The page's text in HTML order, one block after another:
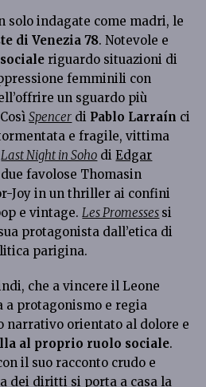
solo indagate come madri, le
di Venezia 78. Notevole e
riguardo situazioni di
femminili con
un sguardo più
Spencer di Pablo Larraín ci
e fragile, vittima
Last Night in Soho diEdgar
favolose Thomasin
Joy in un thriller ai confini
e vintage. Les Promesses si
protagonista dall’etica di
parigina.
che a vincere il Leone
a protagonismo e regia
narrativo orientato al dolore e
al proprio ruolo sociale.
il suo racconto crudo e
dei diritti si porta a casa la